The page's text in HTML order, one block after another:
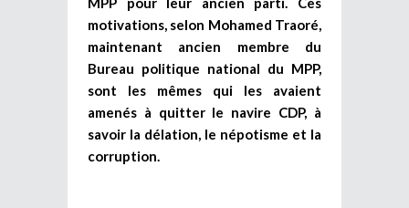
motivations, selon Mohamed Traoré,
maintenant ancien membre du
Bureau politique national du MPP,
sont les mêmes qui les avaient
amenés à quitter le navire CDP, à
savoir la délation, le népotisme et la
corruption.